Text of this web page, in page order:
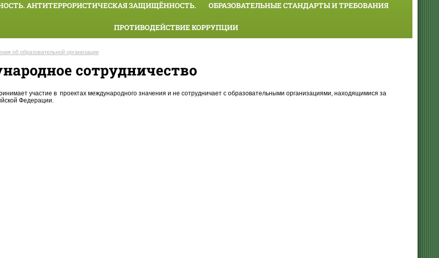
АНТИТЕРРОРИСТИЧЕСКАЯ ЗАЩИЩЁННОСТЬ. ОБРАЗОВАТЕЛЬНЫЕ СТАНДАРТЫ И ТРЕБОВАНИЯ
ПРОТИВОДЕЙСТВИЕ КОРРУПЦИИ
об образовательной организации
сотрудничество
участие в проектах международного значения и не сотрудничает с образовательными организациями, находящимися за
Федерации.